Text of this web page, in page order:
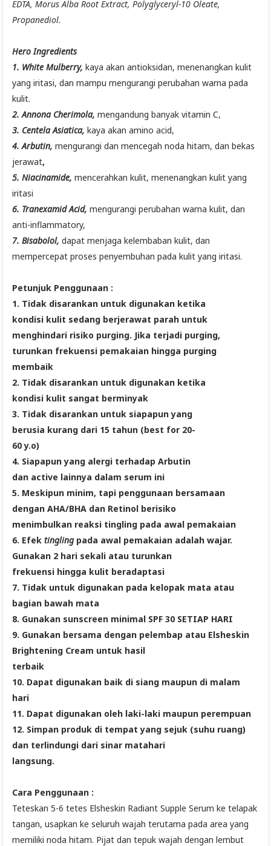
EDTA, Morus Alba Root Extract, Polyglyceryl-10 Oleate,
Propanediol.
Hero Ingredients
1. White Mulberry, kaya akan antioksidan, menenangkan kulit
yang iritasi, dan mampu mengurangi perubahan warna pada
kulit.
2. Annona Cherimola, mengandung banyak vitamin C,
3. Centela Asiatica, kaya akan amino acid,
4. Arbutin, mengurangi dan mencegah noda hitam, dan bekas
jerawat,
5. Niacinamide, mencerahkan kulit, menenangkan kulit yang
iritasi
6. Tranexamid Acid, mengurangi perubahan warna kulit, dan
anti-inflammatory,
7. Bisabolol, dapat menjaga kelembaban kulit, dan
mempercepat proses penyembuhan pada kulit yang iritasi.
Petunjuk Penggunaan :
1. Tidak disarankan untuk digunakan ketika
kondisi kulit sedang berjerawat parah untuk
menghindari risiko purging. Jika terjadi purging,
turunkan frekuensi pemakaian hingga purging
membaik
2. Tidak disarankan untuk digunakan ketika
kondisi kulit sangat berminyak
3. Tidak disarankan untuk siapapun yang
berusia kurang dari 15 tahun (best for 20-
60 y.o)
4. Siapapun yang alergi terhadap Arbutin
dan active lainnya dalam serum ini
5. Meskipun minim, tapi penggunaan bersamaan
dengan AHA/BHA dan Retinol berisiko
menimbulkan reaksi tingling pada awal pemakaian
6. Efek tinglingpada awal pemakaian adalah wajar.
Gunakan 2 hari sekali atau turunkan
frekuensi hingga kulit beradaptasi
7. Tidak untuk digunakan pada kelopak mata atau
bagian bawah mata
8. Gunakan sunscreen minimal SPF 30 SETIAP HARI
9. Gunakan bersama dengan pelembap atau Elsheskin
Brightening Cream untuk hasil
terbaik
10. Dapat digunakan baik di siang maupun di malam
hari
11. Dapat digunakan oleh laki-laki maupun perempuan
12. Simpan produk di tempat yang sejuk (suhu ruang)
dan terlindungi dari sinar matahari
langsung.
Cara Penggunaan :
Teteskan 5-6 tetes Elsheskin Radiant Supple Serum ke telapak
tangan, usapkan ke seluruh wajah terutama pada area yang
memiliki noda hitam. Pijat dan tepuk wajah dengan lembut